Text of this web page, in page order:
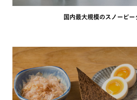
国内最大規模のスノーピー